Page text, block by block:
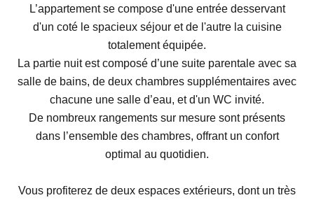
L’appartement se compose d'une entrée desservant
d'un coté le spacieux séjour et de l'autre la cuisine
totalement équipée.
La partie nuit est composé d’une suite parentale avec sa
salle de bains, de deux chambres supplémentaires avec
chacune une salle d’eau, et d'un WC invité.
De nombreux rangements sur mesure sont présents
dans l’ensemble des chambres, offrant un confort
optimal au quotidien.
Vous profiterez de deux espaces extérieurs, dont un très